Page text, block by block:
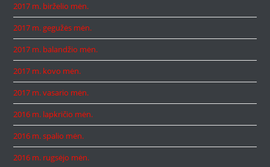
2017 m. birželio mėn.
2017 m. gegužės mėn.
2017 m. balandžio mėn.
2017 m. kovo mėn.
2017 m. vasario mėn.
2016 m. lapkričio mėn.
2016 m. spalio mėn.
2016 m. rugsėjo mėn.